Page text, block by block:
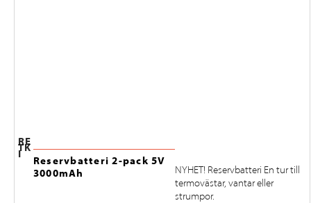
RE
TK
I
Reservbatteri 2-pack 5V
3000mAh
NYHET! Reservbatteri En tur till
termovästar, vantar eller
strumpor.